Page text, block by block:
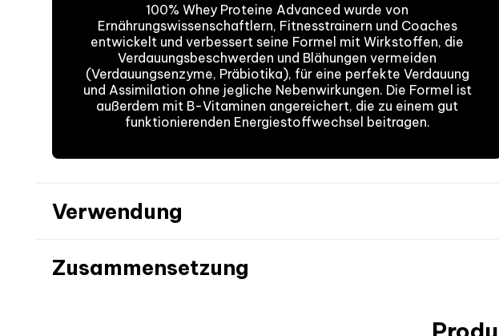
100% Whey Proteine Advanced wurde von
Ernährungswissenschaftlern, Fitnesstrainern und Coaches
entwickelt und verbessert seine Formel mit Wirkstoffen, die
Verdauungsbeschwerden und Blähungen vermeiden
(Verdauungsenzyme, Präbiotika), für eine perfekte Verdauung
und Assimilation ohne jegliche Nebenwirkungen. Die Formel ist
außerdem mit B-Vitaminen angereichert, die zu einem gut
funktionierenden Energiestoffwechsel beitragen.
Verwendung
Zusammensetzung